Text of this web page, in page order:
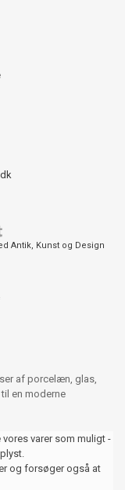
Antik, Kunst og Design
af porcelæn, glas,
en moderne
varer som muligt -
og forsøger også at